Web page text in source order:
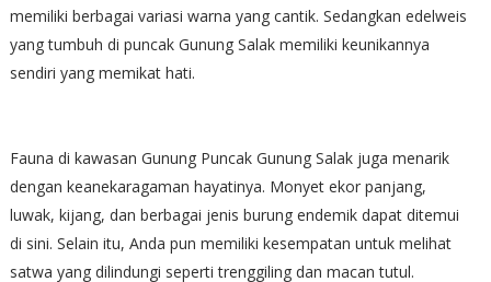
memiliki berbagai variasi warna yang cantik. Sedangkan edelweis
yang tumbuh di puncak Gunung Salak memiliki keunikannya
sendiri yang memikat hati.
Fauna di kawasan Gunung Puncak Gunung Salak juga menarik
dengan keanekaragaman hayatinya. Monyet ekor panjang,
luwak, kijang, dan berbagai jenis burung endemik dapat ditemui
di sini. Selain itu, Anda pun memiliki kesempatan untuk melihat
satwa yang dilindungi seperti trenggiling dan macan tutul.